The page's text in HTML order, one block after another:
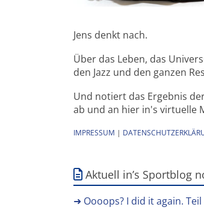
Jens denkt nach.
Über das Leben, das
den Jazz und den ganzen
Und notiert das Ergebnis
ab und an hier in's virtuelle
IMPRESSUM |
Aktuell in’s Sportblog
➜ Oooops? I did it again. Teil